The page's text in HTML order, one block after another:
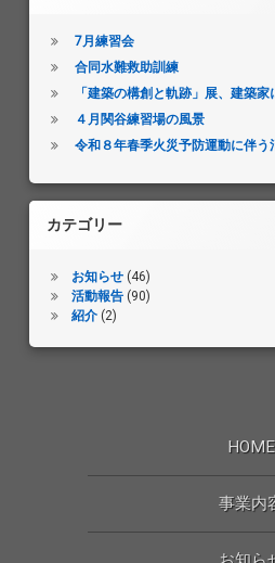
7月練習会
合同水難救助訓練
「建築の構創と軌跡」展、建築
４月関谷練習場の風景
令和８年春季火災予防運動に伴う
カテゴリー
お知らせ (46)
活動報告 (90)
紹介 (2)
HOME
事業内